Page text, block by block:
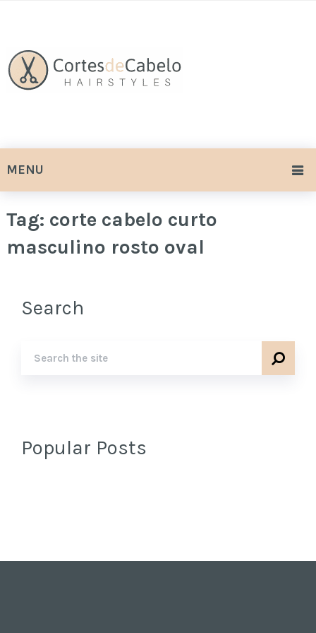
MENU
Tag: corte cabelo curto
masculino rosto oval
Search
Popular Posts